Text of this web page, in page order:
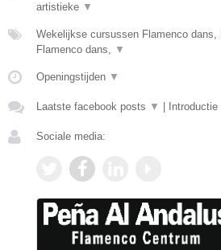
artistieke ▼
Wekelijkse cursussen Flamenco dans,
Flamenco dans, ▼
Openingstijden ▼
Laatste facebook posts ▼
Sociale media: